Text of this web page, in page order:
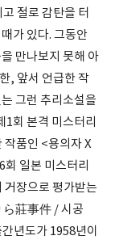
절로 감탄을 터
가 있다. 그동안
만나보지 못해 아
, 앞서 언급한 작
그런 추리소설을
1회 본격 미스터리
품인 <용의자 X
일본 미스터리
거장으로 평가받는
ら莊事件 / 시공
년도가 1958년이